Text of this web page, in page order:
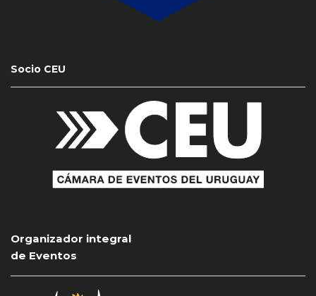
Socio CEU
Organizador integral
de Eventos